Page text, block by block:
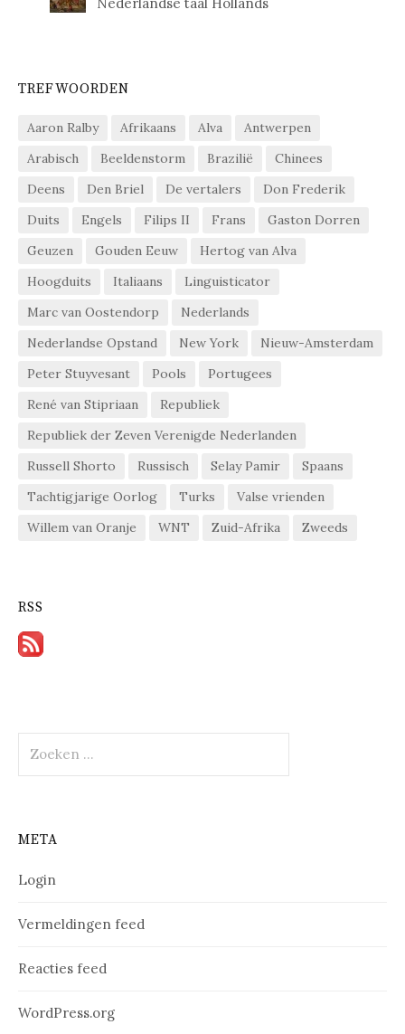
TREFWOORDEN
Aaron Ralby Afrikaans Alva
Antwerpen
Arabisch
Beeldenstorm Brazilië
Chinees
Deens
Den Briel De vertalers
Don Frederik
Duits
Engels Filips II Frans
Gaston Dorren
Geuzen
Gouden Eeuw
Hertog van Alva
Hoogduits
Italiaans
Linguisticator
Marc van Oostendorp
Nederlands
Nederlandse Opstand
New York
Nieuw-Amsterdam
Peter Stuyvesant
Pools
Portugees
René van Stipriaan
Republiek
Republiek der Zeven Verenigde Nederlanden
Russell Shorto
Russisch Selay Pamir
Spaans
Tachtigjarige Oorlog
Turks
Valse vrienden
Willem van Oranje
WNT Zuid-Afrika Zweeds
RSS
naar:
META
Login
Vermeldingen feed
Reacties feed
WordPress.org